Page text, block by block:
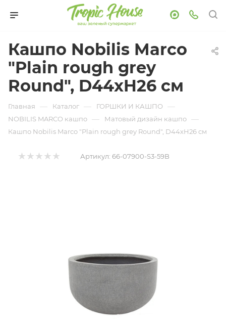
Кашпо Nobilis Marco
"Plain rough grey
Round", D44хH26 см
Главная — Каталог — ГОРШКИ И КАШПО —
NOBILIS MARCO кашпо — Матовый дизайн кашпо —
Кашпо Nobilis Marco "Plain rough grey Round", D44хH26 см
Артикул: 66-07900-S3-59B